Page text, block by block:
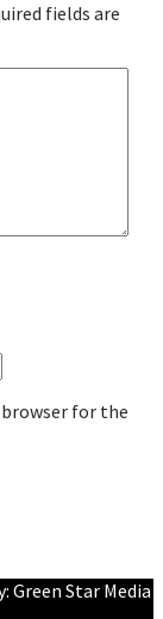
fields are
for the
Green Star Media